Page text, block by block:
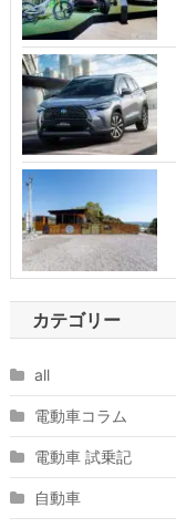
カテゴリー
all
電動車コラム
電動車 試乗記
自動車